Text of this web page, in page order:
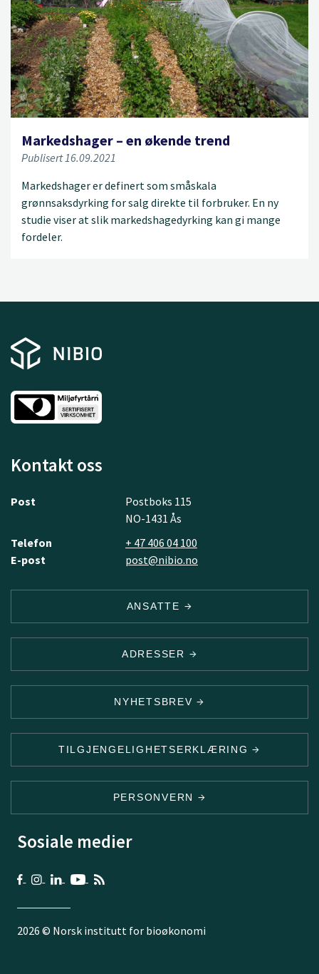
Markedshager – en økende trend
Publisert 16.09.2021
Markedshager er definert som småskala
grønnsaksdyrking for salg direkte til forbruker. En ny
studie viser at slik markedshagedyrking kan gi mange
fordeler.
Kontakt oss
Post
Postboks 115
NO-1431 Ås
Telefon
+ 47 406 04 100
E-post
post@nibio.no
ANSATTE
ADRESSER
NYHETSBREV
TILGJENGELIGHETSERKLÆRING
PERSONVERN
Sosiale medier
2026 © Norsk institutt for bioøkonomi